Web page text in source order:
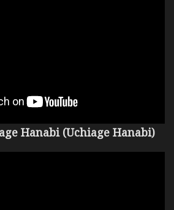
Hanabi (Uchiage Hanabi)